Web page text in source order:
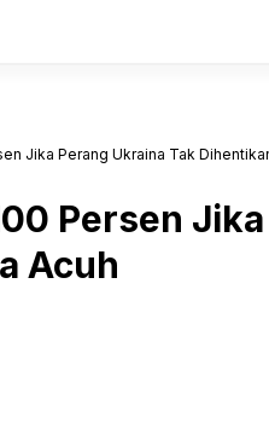
Jika Perang Ukraina Tak
Persen
Acuh